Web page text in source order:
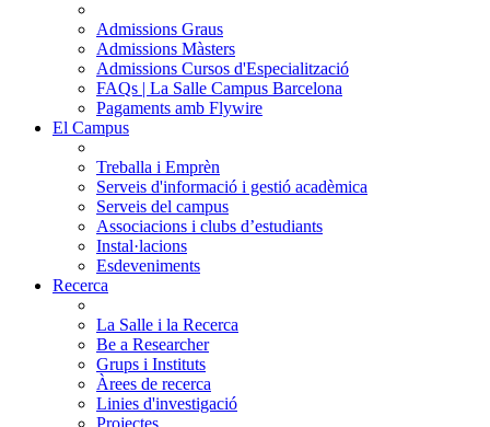
Admissions Graus
Admissions Màsters
Admissions Cursos d'Especialització
FAQs | La Salle Campus Barcelona
Pagaments amb Flywire
El Campus
Treballa i Emprèn
Serveis d'informació i gestió acadèmica
Serveis del campus
Associacions i clubs d’estudiants
Instal·lacions
Esdeveniments
Recerca
La Salle i la Recerca
Be a Researcher
Grups i Instituts
Àrees de recerca
Linies d'investigació
Projectes